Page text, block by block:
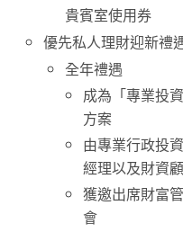
貴賓室使用券
優先私人理財迎新禮
全年禮遇
成為「專業投
方案
由專業行政投
經理以及財資
獲邀出席財富
會